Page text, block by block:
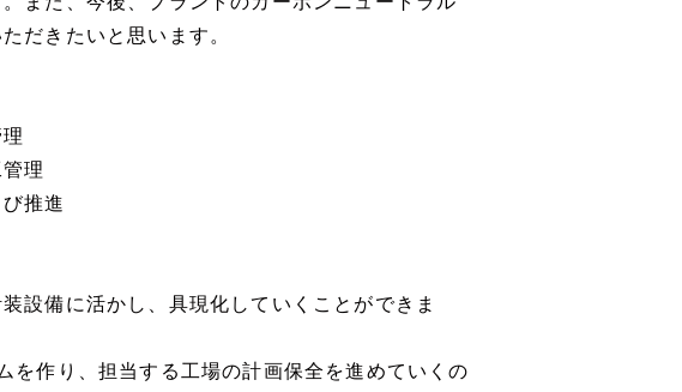
だきたいと思います。
理
推進
設備に活かし、具現化していくことができま
を作り、担当する工場の計画保全を進めていくの